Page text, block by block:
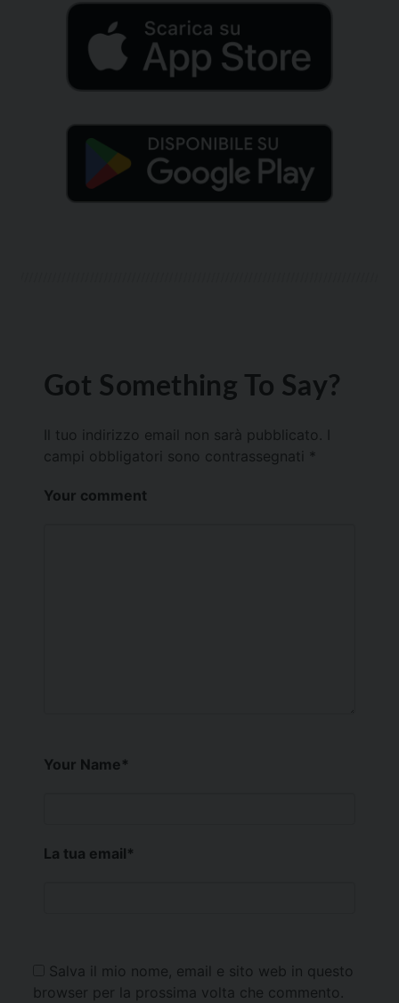
Got Something To Say?
Il tuo indirizzo email non sarà pubblicato.
campi obbligatori sono contrassegnati *
Your comment
Your Name*
La tua email*
Salva il mio nome, email e sito web in questo
browser per la prossima volta che commento.